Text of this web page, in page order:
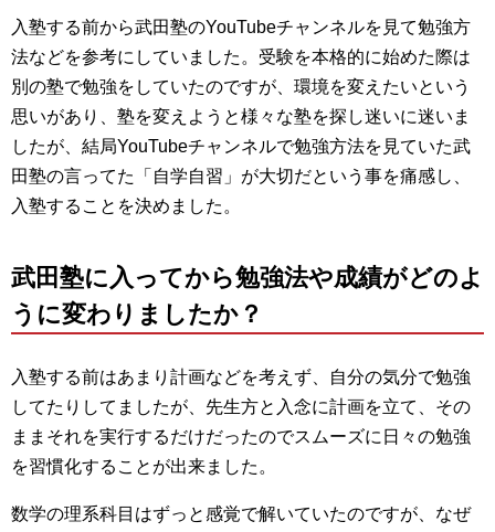
入塾する前から武田塾のYouTubeチャンネルを見て勉強方
法などを参考にしていました。受験を本格的に始めた際は
別の塾で勉強をしていたのですが、環境を変えたいという
思いがあり、塾を変えようと様々な塾を探し迷いに迷いま
したが、結局YouTubeチャンネルで勉強方法を見ていた武
田塾の言ってた「自学自習」が大切だという事を痛感し、
入塾することを決めました。
武田塾に入ってから勉強法や成績がどのよ
うに変わりましたか？
入塾する前はあまり計画などを考えず、自分の気分で勉強
してたりしてましたが、先生方と入念に計画を立て、その
ままそれを実行するだけだったのでスムーズに日々の勉強
を習慣化することが出来ました。
数学の理系科目はずっと感覚で解いていたのですが、なぜ